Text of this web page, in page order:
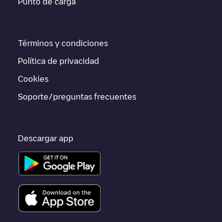
Zürich Obergericht Kanton Zürich
Si este cargador deZürichno vale para tu coche, existen
otras ciudades comoRümlang
encuentran dentro de
Términos y condiciones
Política de privacidad
Cookies
Soporte/preguntas frecuentes
Descargar app